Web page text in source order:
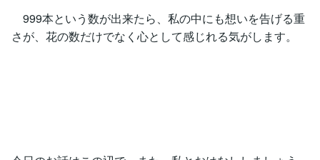
999本という数が出来たら、私の中にも想いを告げる重
さが、花の数だけでなく心として感じれる気がします。